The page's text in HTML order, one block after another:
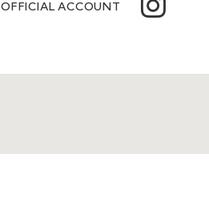
OFFICIAL ACCOUNT